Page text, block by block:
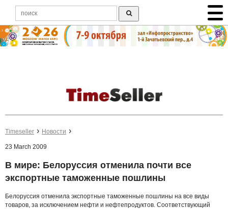
Timeseller Новости
23 March 2009
В мире: Белоруссия отменила почти все
экспортные таможенные пошлины
Белоруссия отменила экспортные таможенные пошлины на все виды
товаров, за исключением нефти и нефтепродуктов. Соответствующий